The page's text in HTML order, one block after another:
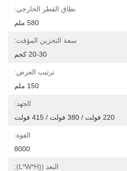
نطاق القطر الخارجي:
580 ملم
سعة التخزين المؤقت:
20-30 كجم
ترتيب العرض:
150 ملم
الجهد:
220 فولت / 380 فولت / 415 فولت
القوة:
8000
البعد ((L*W*H):